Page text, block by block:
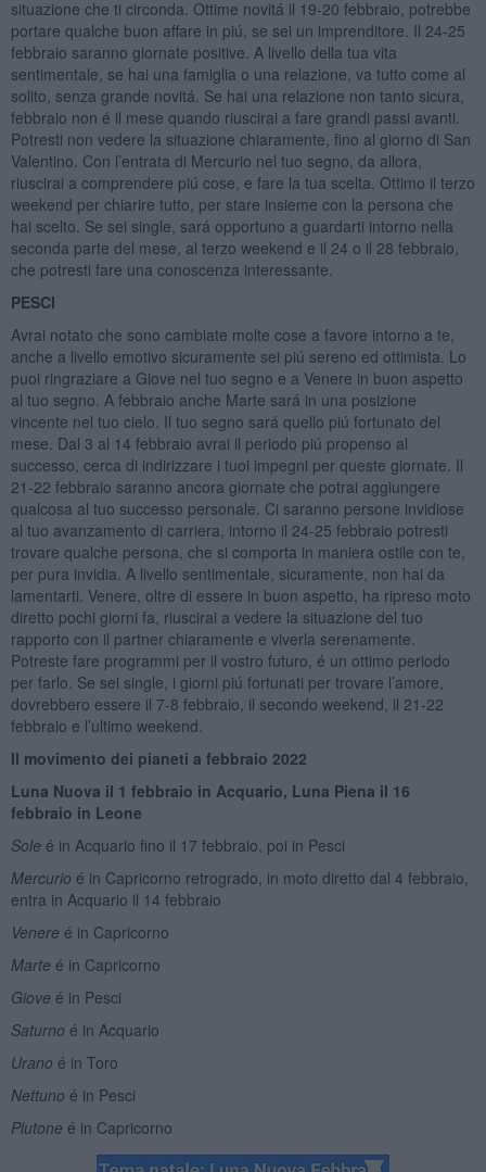
situazione che ti circonda. Ottime novitá il 19-20 febbraio, potrebbe
portare qualche buon affare in piú, se sei un imprenditore. Il 24-25
febbraio saranno giornate positive. A livello della tua vita
sentimentale, se hai una famiglia o una relazione, va tutto come al
solito, senza grande novitá. Se hai una relazione non tanto sicura,
febbraio non é il mese quando riuscirai a fare grandi passi avanti.
Potresti non vedere la situazione chiaramente, fino al giorno di San
Valentino. Con l’entrata di Mercurio nel tuo segno, da allora,
riuscirai a comprendere piú cose, e fare la tua scelta. Ottimo il terzo
weekend per chiarire tutto, per stare insieme con la persona che
hai scelto. Se sei single, sará opportuno a guardarti intorno nella
seconda parte del mese, al terzo weekend e il 24 o il 28 febbraio,
che potresti fare una conoscenza interessante.
PESCI
Avrai notato che sono cambiate molte cose a favore intorno a te,
anche a livello emotivo sicuramente sei piú sereno ed ottimista. Lo
puoi ringraziare a Giove nel tuo segno e a Venere in buon aspetto
al tuo segno. A febbraio anche Marte sará in una posizione
vincente nel tuo cielo. Il tuo segno sará quello piú fortunato del
mese. Dal 3 al 14 febbraio avrai il periodo piú propenso al
successo, cerca di indirizzare i tuoi impegni per queste giornate. Il
21-22 febbraio saranno ancora giornate che potrai aggiungere
qualcosa al tuo successo personale. Ci saranno persone invidiose
al tuo avanzamento di carriera, intorno il 24-25 febbraio potresti
trovare qualche persona, che si comporta in maniera ostile con te,
per pura invidia. A livello sentimentale, sicuramente, non hai da
lamentarti. Venere, oltre di essere in buon aspetto, ha ripreso moto
diretto pochi giorni fa, riuscirai a vedere la situazione del tuo
rapporto con il partner chiaramente e viverla serenamente.
Potreste fare programmi per il vostro futuro, é un ottimo periodo
per farlo. Se sei single, i giorni piú fortunati per trovare l’amore,
dovrebbero essere il 7-8 febbraio, il secondo weekend, il 21-22
febbraio e l’ultimo weekend.
Il movimento dei pianeti a febbraio 2022
Luna Nuova il 1 febbraio in Acquario, Luna Piena il 16
febbraio in Leone
Sole é in Acquario fino il 17 febbraio, poi in Pesci
Mercurio é in Capricorno retrogrado, in moto diretto dal 4 febbraio,
entra in Acquario il 14 febbraio
Venere é in Capricorno
Marte é in Capricorno
Giove é in Pesci
Saturno é in Acquario
Urano é in Toro
Nettuno é in Pesci
Plutone é in Capricorno